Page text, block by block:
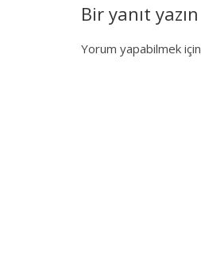
Bir yanıt yazın
Yorum yapabilmek için